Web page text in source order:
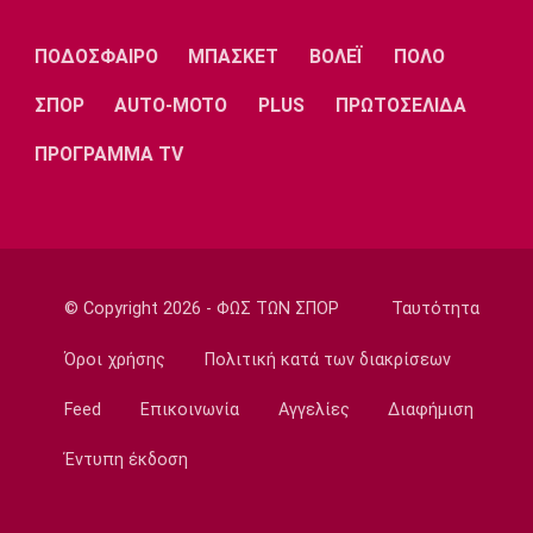
20:09
Conference League
μην επιτρέψουμε στον αντίπαλο να κάνει
Beach Volley
αδερφές Μαργαριτοπούλου και οι
19:45
Μπάσκετ Ελλάδα
το όραμα - Να δικαιώσω διοίκηση και
ΠΟΔΟΣΦΑΙΡΟ ΜΠΑΣΚΕΤ ΒΟΛΕΪ ΠΟΛΟ
ΣΠΟΡ AUTO-MOTO PLUS ΠΡΩΤΟΣΕΛΙΔΑ
ΠΡΟΓΡΑΜΜΑ TV
© Copyright 2026 - ΦΩΣ ΤΩΝ ΣΠΟΡ Ταυτότητα
Όροι χρήσης Πολιτική κατά των διακρίσεων
Feed Επικοινωνία Αγγελίες Διαφήμιση
Έντυπη έκδοση